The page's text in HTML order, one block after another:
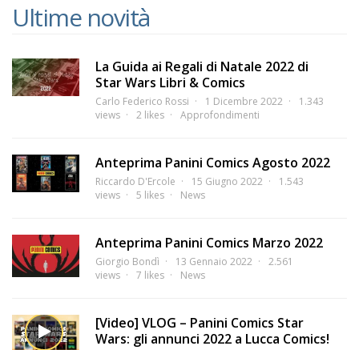
Ultime novità
La Guida ai Regali di Natale 2022 di
Star Wars Libri & Comics
Carlo Federico Rossi 1 Dicembre 2022
1.343
views
2 likes Approfondimenti
Anteprima Panini Comics Agosto 2022
Riccardo D'Ercole 15 Giugno 2022
1.543
views
5 likes News
Anteprima Panini Comics Marzo 2022
Giorgio Bondì 13 Gennaio 2022
2.561
views
7 likes News
[Video] VLOG – Panini Comics Star
Wars: gli annunci 2022 a Lucca Comics!